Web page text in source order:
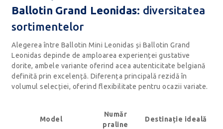
Ballotin Grand Leonidas: diversitatea
sortimentelor
Alegerea între Ballotin Mini Leonidas și Ballotin Grand
Leonidas depinde de amploarea experienței gustative
dorite, ambele variante oferind acea autenticitate belgiană
definită prin excelență. Diferența principală rezidă în
volumul selecției, oferind flexibilitate pentru ocazii variate.
Model
Număr
praline
Destinație ideală